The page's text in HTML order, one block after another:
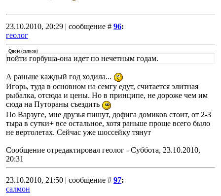
23.10.2010, 20:29 | сообщение # 96:
геолог
Quote (салмон)
пойти горбуша-она идет по нечетным годам.
А раньше каждый год ходила...
Игорь, туда в основном на семгу едут, считается элитная
рыбалка, отсюда и цены. Но в принципе, не дороже чем им
сюда на Путораны съездить
По Варзуге, мне друзья пишут, дофига домиков стоит, от 2-3
тыра в сутки+ все остальное, хотя раньше проще всего было
не вертолетах. Сейчас уже шоссейку тянут
Сообщение отредактировал геолог - Суббота, 23.10.2010,
20:31
23.10.2010, 21:50 | сообщение # 97:
салмон